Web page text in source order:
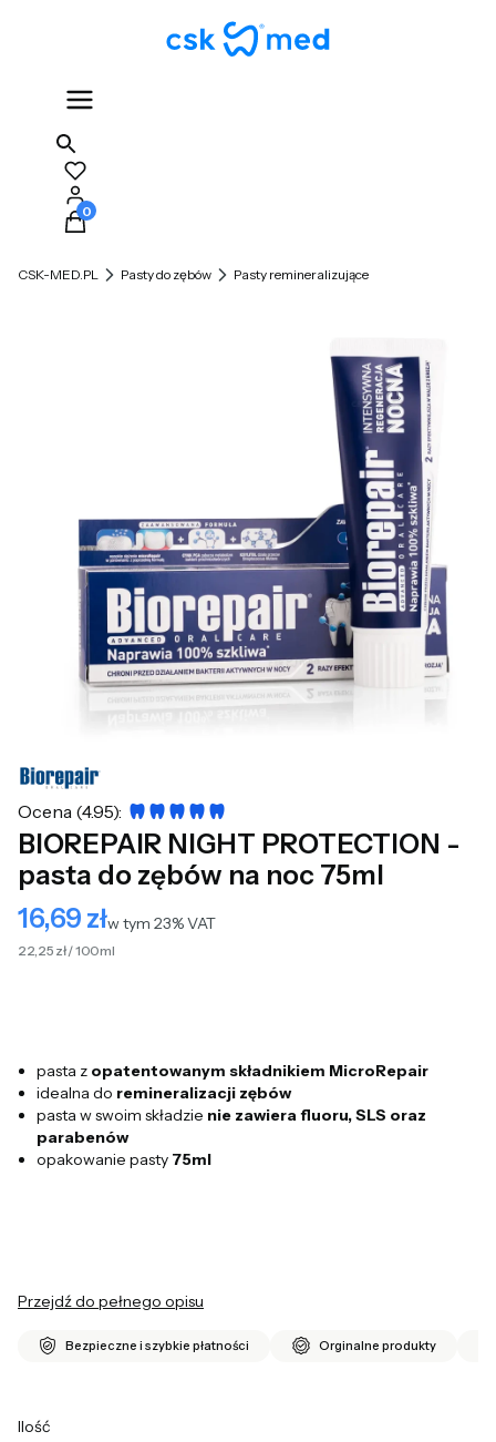
Produkty w koszyku: 0. Zobacz szczegóły
CSK-MED.PL Pasty do zębów Pasty remineralizujące
Ocena (4.95):
BIOREPAIR NIGHT PROTECTION -
pasta do zębów na noc 75ml
Cena
16,69 złw tym 23% VAT
w tym 23%VAT
22,25 zł / 100ml
pasta z opatentowanym składnikiem MicroRepair
idealna do remineralizacji zębów
pasta w swoim składzie nie zawiera fluoru, SLS oraz
parabenów
opakowanie pasty 75ml
Przejdź do pełnego opisu
Bezpieczne i szybkie płatności Orginalne produkty
Ilość